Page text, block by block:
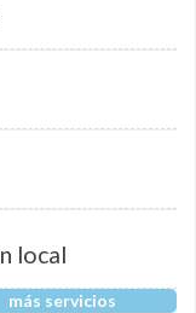
local
más servicios